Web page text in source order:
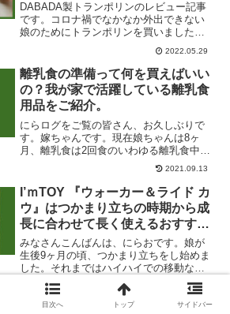
DABADA製トランポリンのレビュー記事
です。コロナ禍でなかなか外出できない
娘のためにトランポリンを買いました。
買って分かったことやオススメポイント
2022.05.29
離乳食の準備って何を買えばいい
の？我が家で活躍している離乳食
用品をご紹介。
にらログをご覧の皆さん、お久しぶりで
す。嫁ちゃんです。現在娘ちゃんは8ヶ
月、離乳食は2回食のいわゆる離乳食中期
「もぐもぐ期」という時期です。離乳食
初期が終わり無事中期となり、離乳食作
りにも少しずつ慣れてきたように感じま
す。そこで、離乳食を始...
2021.09.13
I’ｍTOY 『ウォーカー＆ライド カ
ウ』はつかまり立ちの時期から成
長に合わせて長く使えるおすすめ
の手押し車。
みなさんこんばんは、にらおです。娘が
生後9ヶ月の頃、つかまり立ちをし始めま
した。それまではハイハイでの移動なの
で行動範囲は狭かったのですが、つかま
り立ちを覚えてからはテーブルの縁に沿
って歩いたり、テーブルの上のものに興
2021.09.13
抱っこ紐の暑さ対策には抱っこ紐
目次へ トップ サイドバー